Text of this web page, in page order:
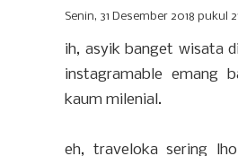
Senin, 31 Desember 2018 pukul
ih, asyik banget wisata
instagramable emang
kaum milenial.
eh, traveloka sering